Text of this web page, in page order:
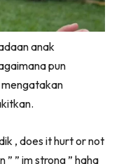
anak
pun
, does it hurt or not
” ” im strong ” haha